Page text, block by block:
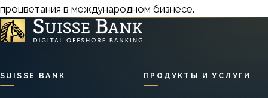
процветания в международном бизнесе.
SUISSE BANK ПРОДУКТЫ И УСЛУГИ